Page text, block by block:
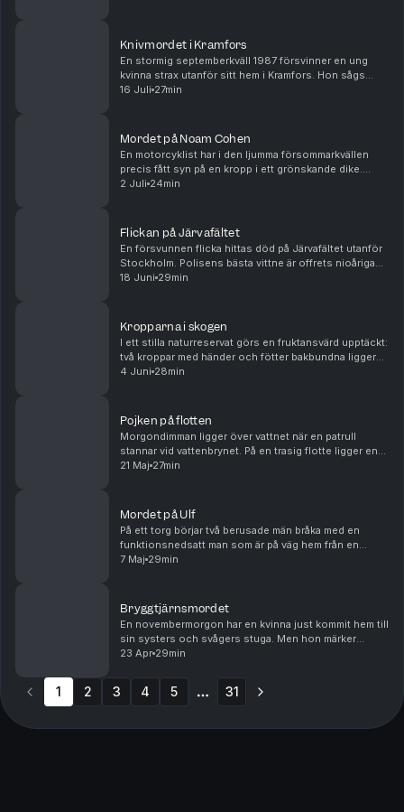
Knivmordet i Kramfors
En stormig septemberkväll 1987 försvinner en ung
kvinna strax utanför sitt hem i Kramfors. Hon sågs
senast när hon rastade sin hund. Dagen efter görs en
16 Juli 27min
Mordet på Noam Cohen
En motorcyklist har i den ljumma försommarkvällen
precis fått syn på en kropp i ett grönskande dike.
Kroppen ligger i en märklig position, och rör sig inte
2 Juli 24min
Flickan på Järvafältet
En försvunnen flicka hittas död på Järvafältet utanför
Stockholm. Polisens bästa vittne är offrets nioåriga
lekkamrat och misstankarna pekar i en mycket ovanlig
18 Juni 29min
Kropparna i skogen
I ett stilla naturreservat görs en fruktansvärd upptäckt:
två kroppar med händer och fötter bakbundna ligger
övergivna bland träden. De har blivit brutalt mördade
4 Juni 28min
Pojken på flotten
Morgondimman ligger över vattnet när en patrull
stannar vid vattenbrynet. På en trasig flotte ligger en
död pojke. Bara hundra meter bort ligger en övergiven
21 Maj 27min
Mordet på Ulf
På ett torg börjar två berusade män bråka med en
funktionsnedsatt man som är på väg hem från en
restaurang. Det finns flera människor i närheten, men
7 Maj 29min
Bryggtjärnsmordet
En novembermorgon har en kvinna just kommit hem till
sin systers och svågers stuga. Men hon märker
snabbt att något fruktansvärt har hänt: på golvet ligger
23 Apr 29min
1 2 3 4 5 31